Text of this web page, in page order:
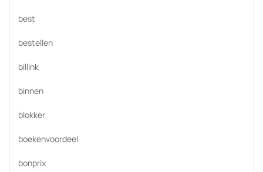
best
bestellen
billink
binnen
blokker
boekenvoordeel
bonprix